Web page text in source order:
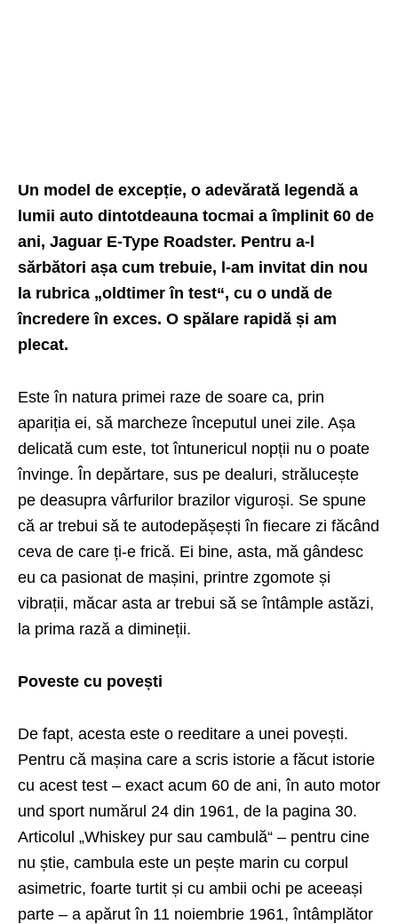
Un model de excepție, o adevărată legendă a
lumii auto dintotdeauna tocmai a împlinit 60 de
ani, Jaguar E-Type Roadster. Pentru a-l
sărbători așa cum trebuie, l-am invitat din nou
la rubrica „oldtimer în test“, cu o undă de
încredere în exces. O spălare rapidă și am
plecat.
Este în natura primei raze de soare ca, prin
apariția ei, să marcheze începutul unei zile. Așa
delicată cum este, tot întunericul nopții nu o poate
învinge. În depărtare, sus pe dealuri, strălucește
pe deasupra vârfurilor brazilor viguroși. Se spune
că ar trebui să te autodepășești în fiecare zi făcând
ceva de care ți-e frică. Ei bine, asta, mă gândesc
eu ca pasionat de mașini, printre zgomote și
vibrații, măcar asta ar trebui să se întâmple astăzi,
la prima rază a dimineții.
Poveste cu povești
De fapt, acesta este o reeditare a unei povești.
Pentru că mașina care a scris istorie a făcut istorie
cu acest test – exact acum 60 de ani, în auto motor
und sport numărul 24 din 1961, de la pagina 30.
Articolul „Whiskey pur sau cambulă“ – pentru cine
nu știe, cambula este un pește marin cu corpul
asimetric, foarte turtit și cu ambii ochi pe aceeași
parte – a apărut în 11 noiembrie 1961, întâmplător